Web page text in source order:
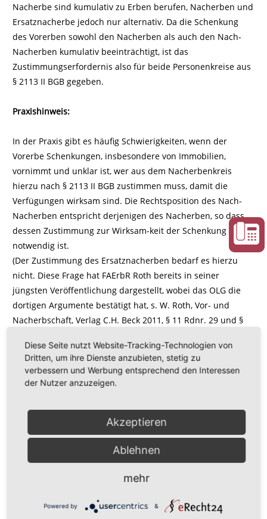
Nacherbe sind kumulativ zu Erben berufen, Nacherben und
Ersatznacherbe jedoch nur alternativ. Da die Schenkung
des Vorerben sowohl den Nacherben als auch den Nach-
Nacherben kumulativ beeinträchtigt, ist das
Zustimmungserfordernis also für beide Personenkreise aus
§ 2113 II BGB gegeben.
Praxishinweis:
In der Praxis gibt es häufig Schwierigkeiten, wenn der
Vorerbe Schenkungen, insbesondere von Immobilien,
vornimmt und unklar ist, wer aus dem Nacherbenkreis
hierzu nach § 2113 II BGB zustimmen muss, damit die
Verfügungen wirksam sind. Die Rechtsposition des Nach-
Nacherben entspricht derjenigen des Nacherben, so dass
dessen Zustimmung zur Wirksam-keit der Schenkung
notwendig ist.
(Der Zustimmung des Ersatznacherben bedarf es hierzu
nicht. Diese Frage hat FAErbR Roth bereits in seiner
jüngsten Veröffentlichung dargestellt, wobei das OLG die
dortigen Argumente bestätigt hat, s. W. Roth, Vor- und
Nacherbschaft, Verlag C.H. Beck 2011, § 11 Rdnr. 29 und §
Diese Seite nutzt Website-Tracking-Technologien von
Dritten, um ihre Dienste anzubieten, stetig zu
verbessern und Werbung entsprechend den Interessen
der Nutzer anzuzeigen.
Akzeptieren
Ablehnen
mehr
Powered by &